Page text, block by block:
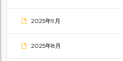
2025年9月
2025年8月